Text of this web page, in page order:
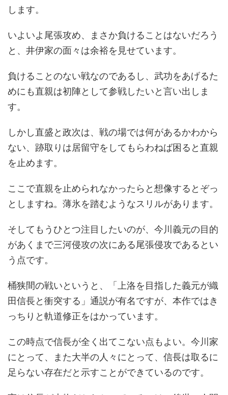
します。
いよいよ尾張攻め、まさか負けることはないだろう
と、井伊家の面々は余裕を見せています。
負けることのない戦なのであるし、武功をあげるた
めにも直親は初陣として参戦したいと言い出しま
す。
しかし直盛と政次は、戦の場では何があるかわから
ない、跡取りは居留守をしてもらわねば困ると直親
を止めます。
ここで直親を止められなかったらと想像するとぞっ
としますね。薄氷を踏むようなスリルがあります。
そしてもうひとつ注目したいのが、今川義元の目的
があくまで三河侵攻の次にある尾張侵攻であるとい
う点です。
桶狭間の戦いというと、「上洛を目指した義元が織
田信長と衝突する」通説が有名ですが、本作ではき
っちりと軌道修正をはかっています。
この時点で信長が全く出てこない点もよい。今川家
にとって、また大半の人々にとって、信長は取るに
足らない存在だと示すことができているのです。